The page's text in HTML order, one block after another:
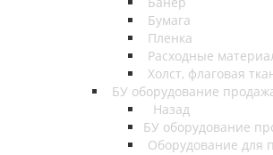
Бумага
Пленка
Расходные
Холст, флаговая
БУ оборудование
Назад
БУ оборудование
Оборудование для